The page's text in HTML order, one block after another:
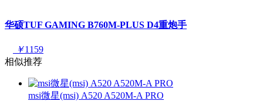
华硕TUF GAMING B760M-PLUS D4重炮手
￥1159
相似推荐
msi微星(msi) A520 A520M-A PRO